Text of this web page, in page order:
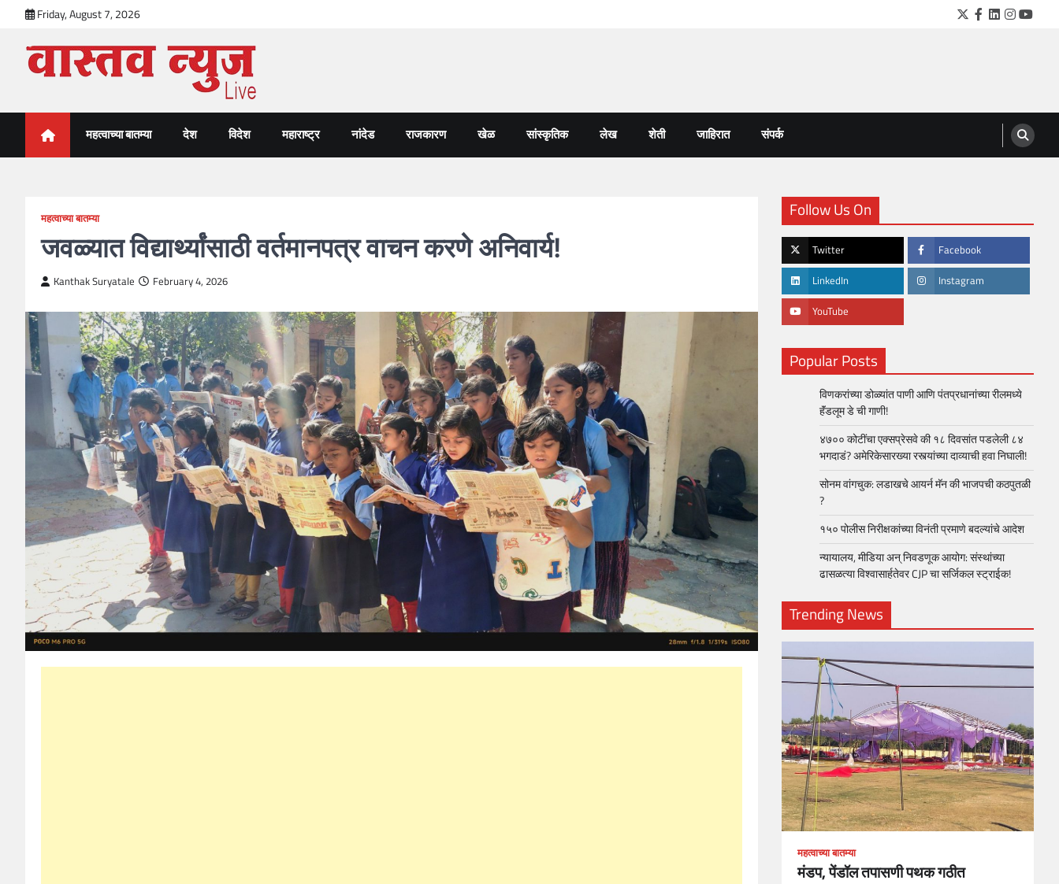
content
Friday, August 7, 2026 Twitter
Facebook
LinkedIn
VastavNEWSLive.com
महत्वाच्या बातम्या देश विदेश महाराष्ट्र नांदेड राजकारण खेळ सांस्कृतिक लेख शेती जाहिरात संपर्क
महत्वाच्या बातम्या
जवळ्यात विद्यार्थ्यांसाठी वर्तमानपत्र वाचन करणे अनिवार्य!
Kanthak Suryatale February 4, 2026
Follow Us On
Twitter Facebook
LinkedIn Instagram
YouTube
Popular Posts
विणकरांच्या डोळ्यांत पाणी आणि पंतप्रधानांच्या रीलमध्ये
हॅंडलूम डे ची गाणी!
४७०० कोटींचा एक्सप्रेसवे की १८ दिवसांत पडलेली ८४
भगदाडं? अमेरिकेसारख्या रस्त्यांच्या दाव्याची हवा निघाली!
सोनम वांगचुक: लडाखचे आयर्न मॅन की भाजपची कठपुतळी
?
१५० पोलीस निरीक्षकांच्या विनंती प्रमाणे बदल्यांचे आदेश
न्यायालय, मीडिया अन् निवडणूक आयोग: संस्थांच्या
ढासळत्या विश्वासार्हतेवर CJP चा सर्जिकल स्ट्राईक!
Trending News
महत्वाच्या बातम्या
महत्वाच्या बातम्या
मंडप, पेंडॉल तपासणी पथक गठीत